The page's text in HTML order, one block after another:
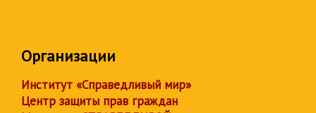
Организации
Институт «Справедливый мир»
Центр защиты прав граждан